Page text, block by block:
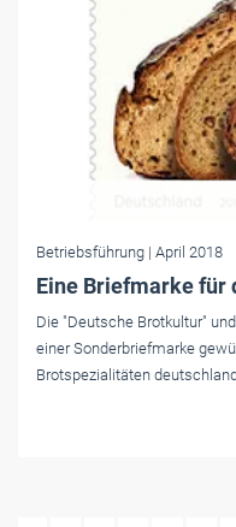
Betriebsführung | April 2018
Eine Briefmarke für
Die "Deutsche Brotkultur"
einer Sonderbriefmarke
Brotspezialitäten